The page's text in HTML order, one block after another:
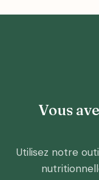
Vous
Utilisez notre